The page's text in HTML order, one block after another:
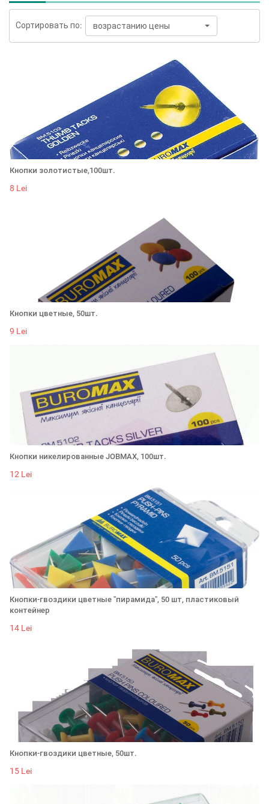
Сортировать по: возрастанию цены
Кнопки золотистые,100шт.
8 Lei
Кнопки цветные, 50шт.
9 Lei
Кнопки никелированные JOBMAX, 100шт.
12 Lei
Кнопки-гвоздики цветные "пирамида", 50 шт, пластиковый
контейнер
14 Lei
Кнопки-гвоздики цветные, 50шт.
15 Lei